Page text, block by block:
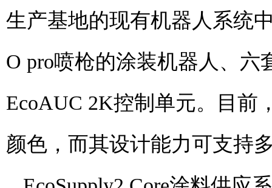
生产基地的现有机器人系统
O pro喷枪的涂装机器人、六
EcoAUC 2K控制单元。目前
颜色，而其设计能力可支持